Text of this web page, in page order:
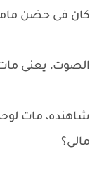
كان فى حضن
الصوت، يعنى
شاهنده، مات
مالى؟